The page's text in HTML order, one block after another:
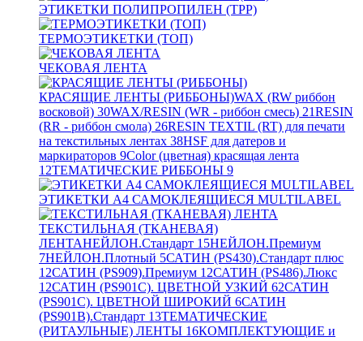
ЭТИКЕТКИ ПОЛИПРОПИЛЕН (TPP)
ТЕРМОЭТИКЕТКИ (ТОП)
ЧЕКОВАЯ ЛЕНТА
КРАСЯЩИЕ ЛЕНТЫ (РИББОНЫ)WAX (RW риббон
восковой) 30WAX/RESIN (WR - риббон смесь) 21RESIN
(RR - риббон смола) 26RESIN TEXTIL (RT) для печати
на текстильных лентах 38HSF для датеров и
маркираторов 9Color (цветная) красящая лента
12ТЕМАТИЧЕСКИЕ РИББОНЫ 9
ЭТИКЕТКИ А4 САМОКЛЕЯЩИЕСЯ MULTILABEL
ТЕКСТИЛЬНАЯ (ТКАНЕВАЯ)
ЛЕНТАНЕЙЛОН.Стандарт 15НЕЙЛОН.Премиум
7НЕЙЛОН.Плотный 5САТИН (PS430).Стандарт плюс
12САТИН (PS909).Премиум 12САТИН (PS486).Люкс
12САТИН (PS901C). ЦВЕТНОЙ УЗКИЙ 62САТИН
(PS901C). ЦВЕТНОЙ ШИРОКИЙ 6САТИН
(PS901B).Стандарт 13ТЕМАТИЧЕСКИЕ
(РИТАУЛЬНЫЕ) ЛЕНТЫ 16КОМПЛЕКТУЮЩИЕ и